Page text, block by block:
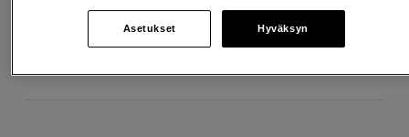
Osta nyt ja maksa myöhemmin
Asetukset Hyväksyn